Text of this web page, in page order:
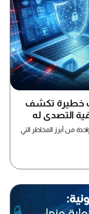
5 علامات خطيرة تكشف
التصدي له
من أبرز المخاطر التي